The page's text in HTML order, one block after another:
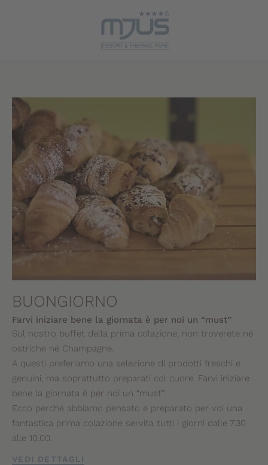
BUONGIORNO
Farvi iniziare bene la giornata è per noi un “must”
Sul nostro buffet della prima colazione, non troverete né
ostriche né Champagne.
A questi preferiamo una selezione di prodotti freschi e
genuini, ma soprattutto preparati col cuore. Farvi iniziare
bene la giornata è per noi un “must”.
Ecco perché abbiamo pensato e preparato per voi una
fantastica prima colazione servita tutti i giorni dalle 7.30
alle 10.00.
VEDI DETTAGLI